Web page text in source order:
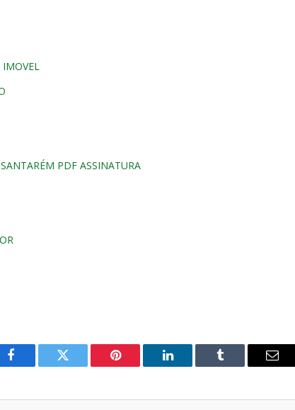
IMOVEL
PDF ASSINATURA
Facebook Twitter Pinterest
O
Tumblr
E-